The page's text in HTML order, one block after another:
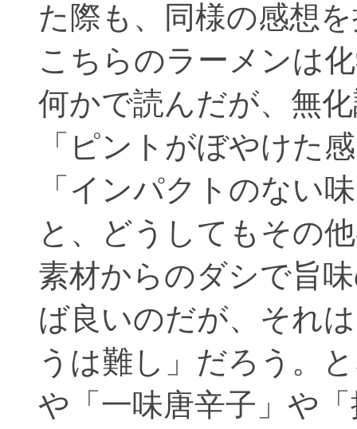
た際も、同様の感想
こちらのラーメンは
何かで読んだが、無
「ピントがぼやけた
「インパクトのない
と、どうしてもその
素材からのダシで旨
ば良いのだが、それ
うは難し」だろう。
や「一味唐辛子」や